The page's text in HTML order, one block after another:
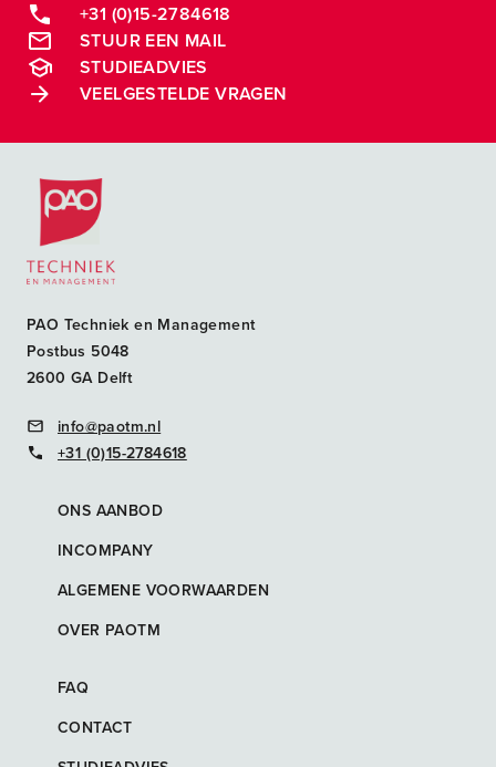
+31 (0)15-2784618
STUUR EEN MAIL
STUDIEADVIES
VEELGESTELDE VRAGEN
Postacademische cursussen, leergangen en opleidingen
PAO Techniek en Management
Postbus 5048
2600 GA Delft
info@paotm.nl
+31 (0)15-2784618
ONS AANBOD
INCOMPANY
ALGEMENE VOORWAARDEN
OVER PAOTM
FAQ
CONTACT